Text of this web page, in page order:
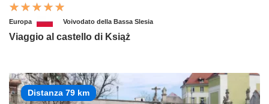
Europa Voivodato della Bassa Slesia
Viaggio al castello di Książ
Distanza 79 km